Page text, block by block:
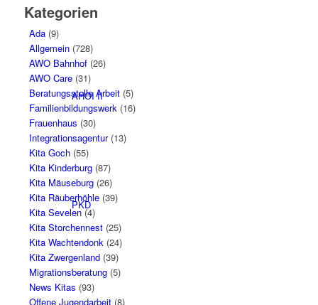
AHOI II
PKD
Kategorien
Ada(9)
Allgemein(728)
AWO Bahnhof(26)
AWO Care(31)
Beratungsstelle Arbeit(5)
Familienbildungswerk(16)
Frauenhaus (30)
Integrationsagentur(13)
Kita Goch(55)
Kita Kinderburg(87)
Kita Mäuseburg(26)
Kita Räuberhöhle(39)
Kita Sevelen(4)
Kita Storchennest(25)
Kita Wachtendonk(24)
Kita Zwergenland(39)
Migrationsberatung(5)
News Kitas (93)
Offene Jugendarbeit(8)